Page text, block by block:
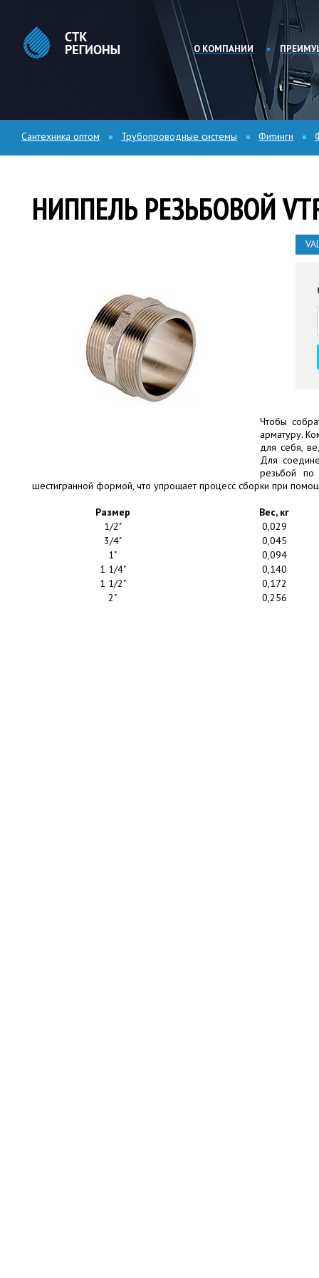
О КОМПАНИИ
Сантехника оптом Трубопроводные системы Фитинги
НИППЕЛЬ РЕЗЬБОВОЙ
Чтобы
арматуру.
для себя,
Для
резьбой по
шестигранной формой, что упрощает процесс сборки при
Размер
Вес, кг
1/2"
0,029
3/4"
0,045
1"
0,094
1 1/4"
0,140
1 1/2"
0,172
2"
0,256